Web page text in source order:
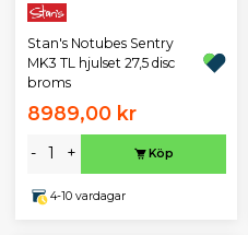
Stan's Notubes Sentry
MK3 TL hjulset 27,5 disc
broms
8989,00 kr
- + Köp
4-10 vardagar